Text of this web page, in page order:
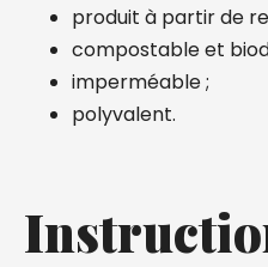
produit à partir de
compostable et
imperméable ;
polyvalent.